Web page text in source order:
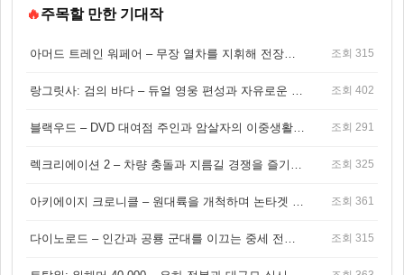
🔥주목할 만한 기대작
조회 315
조회 402
조회 291
조회 325
조회 361
조회 315